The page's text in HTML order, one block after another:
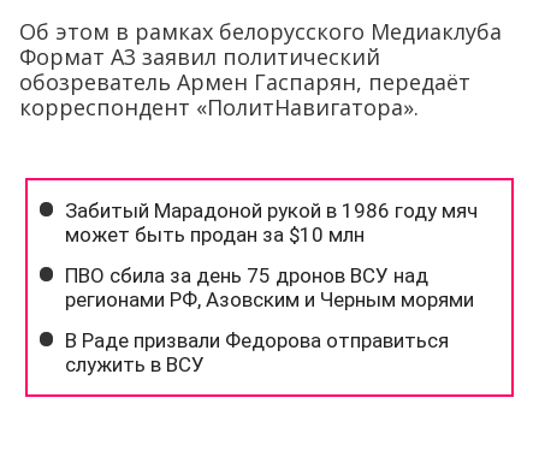
Об этом в рамках белорусского Медиаклуба
Формат А3 заявил политический
обозреватель Армен Гаспарян, передаёт
корреспондент «ПолитНавигатора».